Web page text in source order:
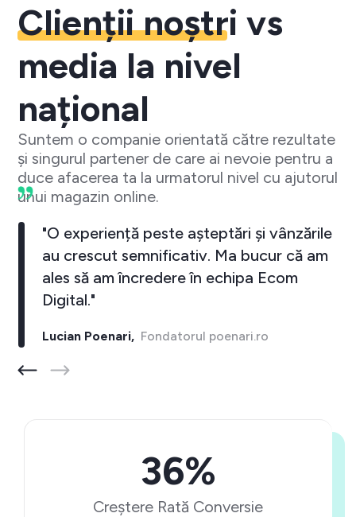
Clienții noștri vs
media la nivel
național
Suntem o companie orientată către rezultate
și singurul partener de care ai nevoie pentru a
duce afacerea ta la urmatorul nivel cu ajutorul
unui magazin online.
"O experiență peste așteptări și vânzările
au crescut semnificativ. Ma bucur că am
ales să am încredere în echipa Ecom
Digital."
Lucian Poenari,Fondatorul poenari.ro
36%
Creștere Rată Conversie